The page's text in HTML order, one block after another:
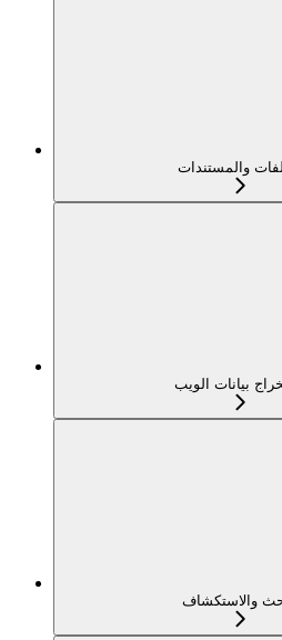
والمستندات
بيانات الويب
والاستكشاف